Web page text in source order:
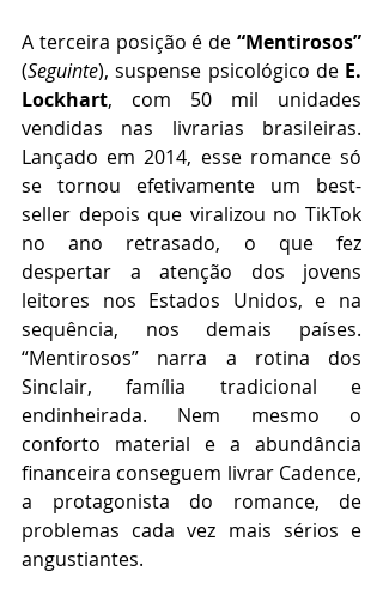
A terceira posição é de “Mentirosos”
(Seguinte), suspense psicológico de E.
Lockhart, com 50 mil unidades
vendidas nas livrarias brasileiras.
Lançado em 2014, esse romance só
se tornou efetivamente um best-
seller depois que viralizou no TikTok
no ano retrasado, o que fez
despertar a atenção dos jovens
leitores nos Estados Unidos, e na
sequência, nos demais países.
“Mentirosos” narra a rotina dos
Sinclair, família tradicional e
endinheirada. Nem mesmo o
conforto material e a abundância
financeira conseguem livrar Cadence,
a protagonista do romance, de
problemas cada vez mais sérios e
angustiantes.